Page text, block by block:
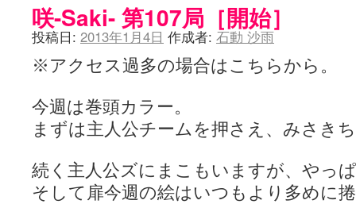
咲-Saki- 第107局［開始］
投稿日: 2013年1月4日 作成者: 石動 沙雨
※アクセス過多の場合はこちらから。
今週は巻頭カラー。
まずは主人公チームを押さえ、みさき
続く主人公ズにまこもいますが、やっ
そして扉今週の絵はいつもより多めに